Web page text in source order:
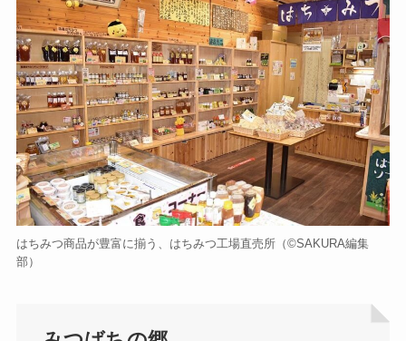
はちみつ商品が豊富に揃う、はちみつ工場直売所（©️SAKURA編集
部）